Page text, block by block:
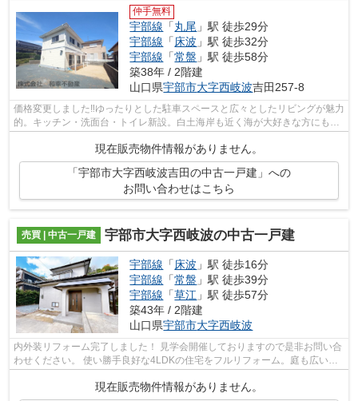
仲手無料
宇部線 「丸尾 」駅 徒歩29分
宇部線 「床波 」駅 徒歩32分
宇部線 「常盤 」駅 徒歩58分
築38年 / 2階建
山口県宇部市大字西岐波吉田257-8
価格変更しました‼ゆったりとした駐車スペースと広々としたリビングが魅力
的。キッチン・洗面台・トイレ新設。白土海岸も近く海が大好きな方にもお
現在販売物件情報がありません。
「宇部市大字西岐波吉田の中古一戸建」への
お問い合わせはこちら
売買 | 中古一戸建 宇部市大字西岐波の中古一戸建
宇部線 「 床波 」駅 徒歩16分
宇部線 「常盤 」駅 徒歩39分
宇部線 「草江 」駅 徒歩57分
築43年 / 2階建
山口県宇部市大字西岐波
内外装リフォーム完了しました！ 見学会開催しておりますので是非お問い合
わせください。 使い勝手良好な4LDKの住宅をフルリフォーム。庭も広いの
現在販売物件情報がありません。